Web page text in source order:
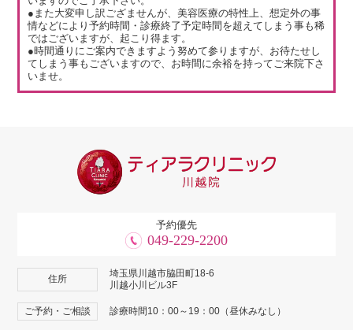
●また大変申し訳ござませんが、美容医療の特性上、想定外の事
情などにより予約時間・診療終了予定時間を超えてしまう事も稀
ではございますが、起こり得ます。
●時間通りにご案内できますよう努めて参りますが、お待たせし
てしまう事もございますので、お時間に余裕を持ってご来院下さ
いませ。
予約優先
049-229-2200
住所
埼玉県川越市脇田町18-6
川越小川ビル3F
ご予約・ご相談 診療時間10：00～19：00（昼休みなし）